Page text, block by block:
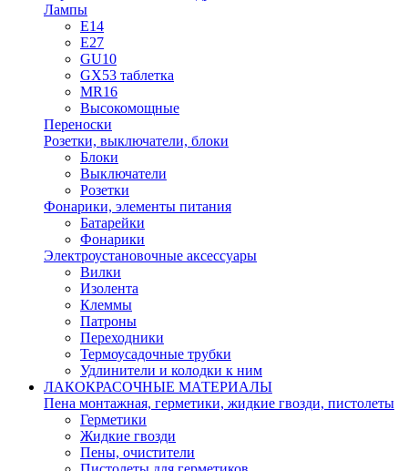
Лампы
E14
E27
GU10
GX53 таблетка
MR16
Высокомощные
Переноски
Розетки, выключатели, блоки
Блоки
Выключатели
Розетки
Фонарики, элементы питания
Батарейки
Фонарики
Электроустановочные аксессуары
Вилки
Изолента
Клеммы
Патроны
Переходники
Термоусадочные трубки
Удлинители и колодки к ним
ЛАКОКРАСОЧНЫЕ МАТЕРИАЛЫ
Пена монтажная, герметики, жидкие гвозди, пистолеты
Герметики
Жидкие гвозди
Пены, очистители